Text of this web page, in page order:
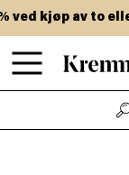
Hopp
til
hovedinnhold
ved kjøp av to